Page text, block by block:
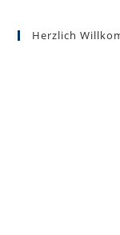
Herzlich